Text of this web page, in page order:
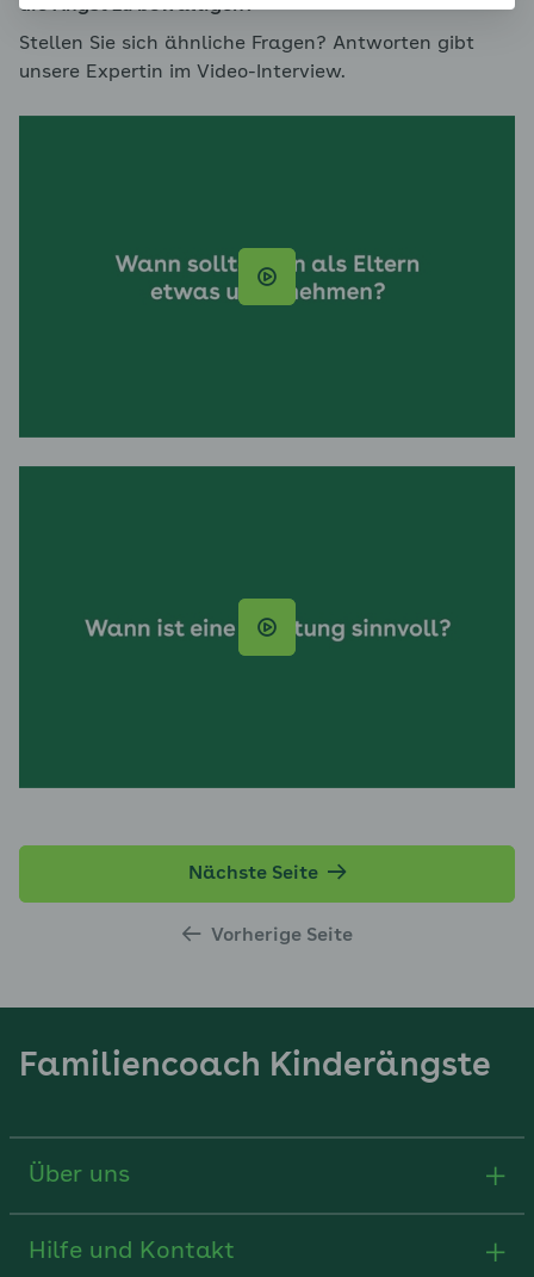
die Angst zu bewältigen?
Stellen Sie sich ähnliche Fragen? Antworten gibt
unsere Expertin im Video-Interview.
Vorherige Seite
Nächste Seite
Familiencoach Kinderängste
Über uns
Hilfe und Kontakt